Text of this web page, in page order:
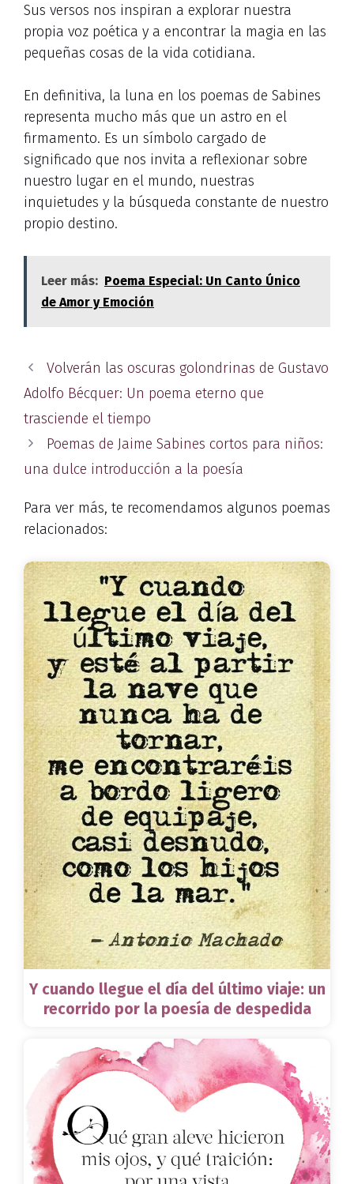
Sus versos nos inspiran a explorar nuestra
propia voz poética y a encontrar la magia en las
pequeñas cosas de la vida cotidiana.
En definitiva, la luna en los poemas de Sabines
representa mucho más que un astro en el
firmamento. Es un símbolo cargado de
significado que nos invita a reflexionar sobre
nuestro lugar en el mundo, nuestras
inquietudes y la búsqueda constante de nuestro
propio destino.
Leer más: Poema Especial: Un Canto Único
de Amor y Emoción
Volverán las oscuras golondrinas de Gustavo
Adolfo Bécquer: Un poema eterno que
trasciende el tiempo
Poemas de Jaime Sabines cortos para niños:
una dulce introducción a la poesía
Para ver más, te recomendamos algunos poemas
relacionados:
Y cuando llegue el día del último viaje: un
recorrido por la poesía de despedida